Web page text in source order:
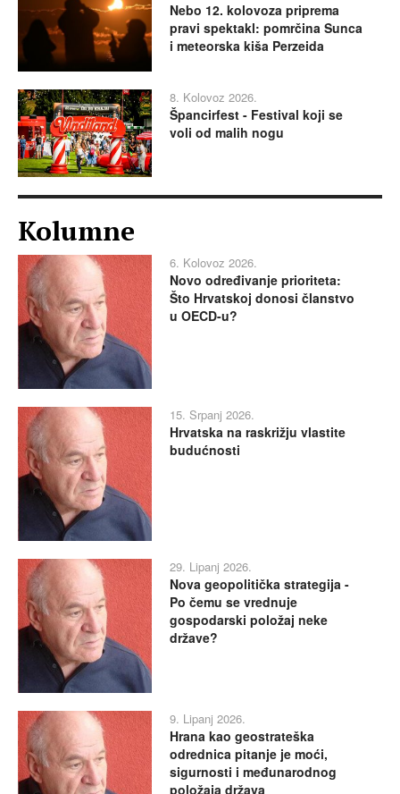
Nebo 12. kolovoza priprema
pravi spektakl: pomrčina Sunca
i meteorska kiša Perzeida
8. Kolovoz 2026.
Špancirfest - Festival koji se
voli od malih nogu
Kolumne
6. Kolovoz 2026.
Novo određivanje prioriteta:
Što Hrvatskoj donosi članstvo
u OECD-u?
15. Srpanj 2026.
Hrvatska na raskrižju vlastite
budućnosti
29. Lipanj 2026.
Nova geopolitička strategija -
Po čemu se vrednuje
gospodarski položaj neke
države?
9. Lipanj 2026.
Hrana kao geostrateška
odrednica pitanje je moći,
sigurnosti i međunarodnog
položaja država